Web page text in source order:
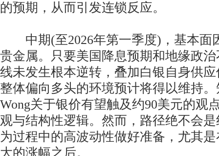
的预期，从而引发连锁反应。
中期(至2026年第一季度)，基本面
贵金属。只要美国降息预期和地缘政
线未发生根本逆转，叠加白银自身供
整体偏向多头的环境预计将得以维持
Wong关于银价有望触及约90美元的观
观与结构性逻辑。然而，路径绝不会
为过程中的高波动性做好准备，尤其
大的涨幅之后。